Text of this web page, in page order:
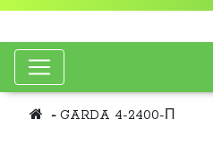
GARDA 4-2400-П